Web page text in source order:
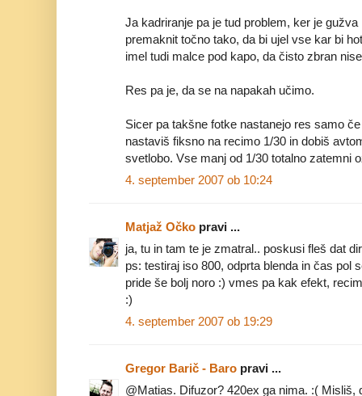
Ja kadriranje pa je tud problem, ker je
premaknit točno tako, da bi ujel vse kar bi
imel tudi malce pod kapo, da čisto zbran
Res pa je, da se na napakah učimo.
Sicer pa takšne fotke nastanejo res samo
nastaviš fiksno na recimo 1/30 in dobiš
svetlobo. Vse manj od 1/30 totalno zatemni
4. september 2007 ob 10:24
Matjaž Očko pravi ...
ja, tu in tam te je zmatral.. poskusi fleš dat
ps: testiraj iso 800, odprta blenda in čas pol
pride še bolj noro :) vmes pa kak efekt,
:)
4. september 2007 ob 19:29
Gregor Barič - Baro pravi ...
@Matias. Difuzor? 420ex ga nima. :( Misliš,